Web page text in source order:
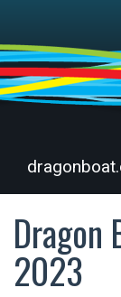
Dragon
2023